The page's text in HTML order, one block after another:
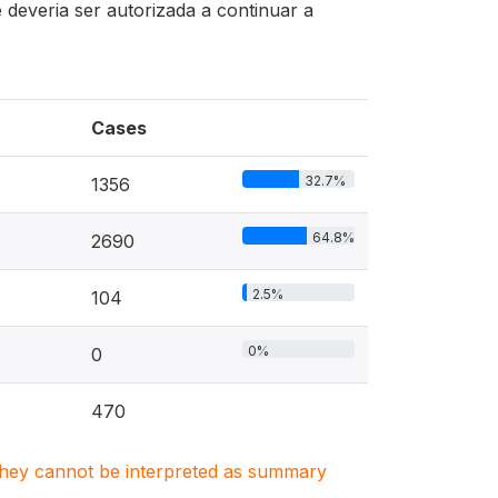
ser autorizada a continuar a
Cases
1356 32.7%
2690 64.8%
104 2.5%
0 0%
470
cannot be interpreted as summary